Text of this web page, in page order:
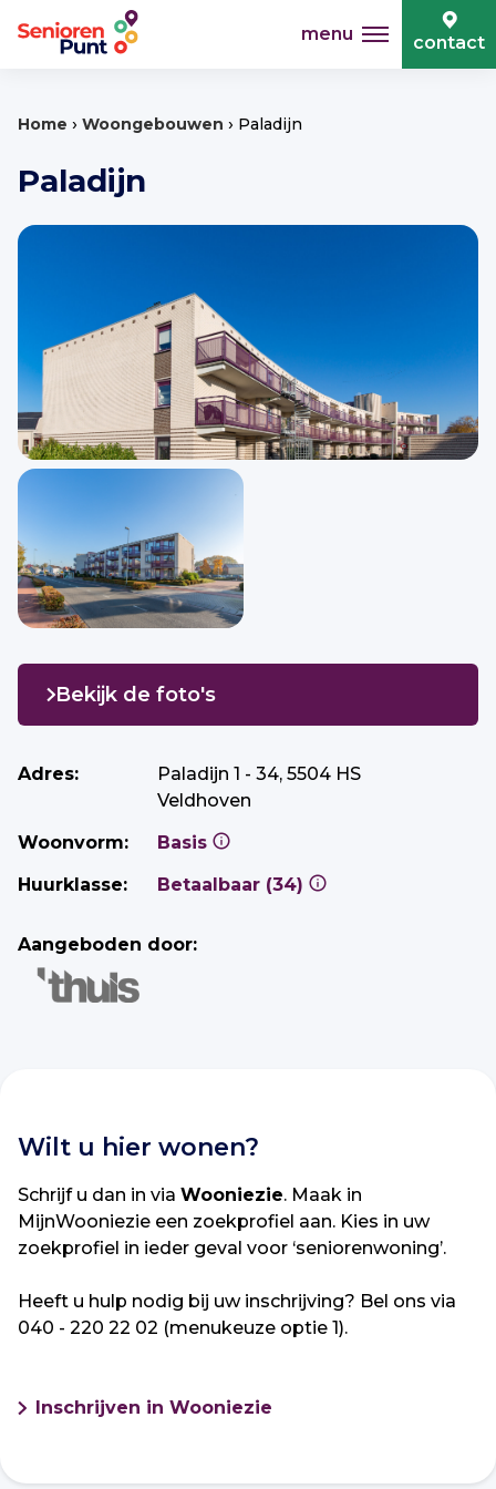
menu contact
Home › Woongebouwen › Paladijn
Paladijn
Adres:
Paladijn 1 - 34, 5504 HS
Veldhoven
Woonvorm:
Basis
Huurklasse:
Betaalbaar (34)
Aangeboden door:
Bekijk de foto's
Wilt u hier wonen?
Schrijf u dan in via Wooniezie. Maak in
MijnWooniezie een zoekprofiel aan. Kies in uw
zoekprofiel in ieder geval voor ‘seniorenwoning’.
Heeft u hulp nodig bij uw inschrijving? Bel ons via
040 - 220 22 02 (menukeuze optie 1).
Inschrijven in Wooniezie